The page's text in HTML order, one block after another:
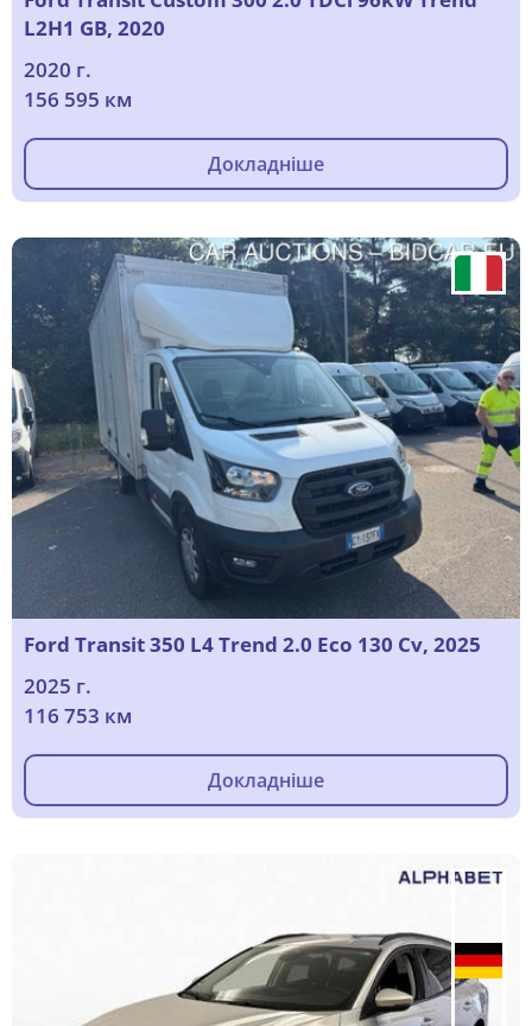
L2H1 GB, 2020
2020 г.
156 595 км
Докладніше
Ford Transit 350 L4 Trend 2.0 Eco 130 Cv, 2025
2025 г.
116 753 км
Докладніше